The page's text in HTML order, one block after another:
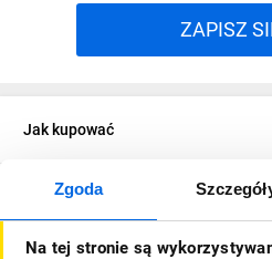
Zgoda
Na tej stronie są
ZAPISZ
Jak kupować
O firmie